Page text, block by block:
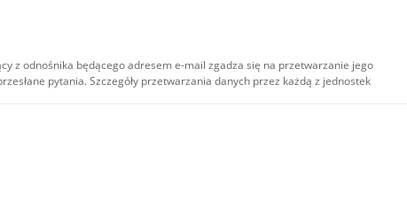
z odnośnika będącego adresem e-mail zgadza się na przetwarzanie jego
pytania. Szczegóły przetwarzania danych przez każdą z jednostek